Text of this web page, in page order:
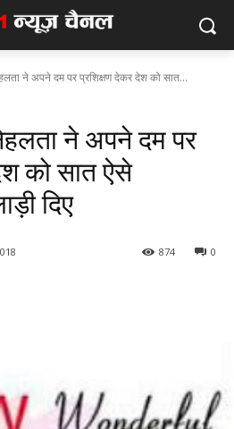
ने अपने दम पर प्रशिक्षण देकर देश को सात...
ने अपने दम पर
को सात ऐसे
दिए
0
874